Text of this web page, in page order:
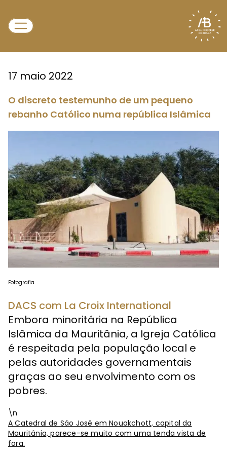
17 maio 2022
O discreto testemunho de um pequeno
rebanho Católico numa república Islâmica
Fotografia
DACS com La Croix International
Embora minoritária na República
Islâmica da Mauritânia, a Igreja Católica
é respeitada pela população local e
pelas autoridades governamentais
graças ao seu envolvimento com os
pobres.
\n
A Catedral de São José em Nouakchott, capital da
Mauritânia, parece-se muito com uma tenda vista de
fora.